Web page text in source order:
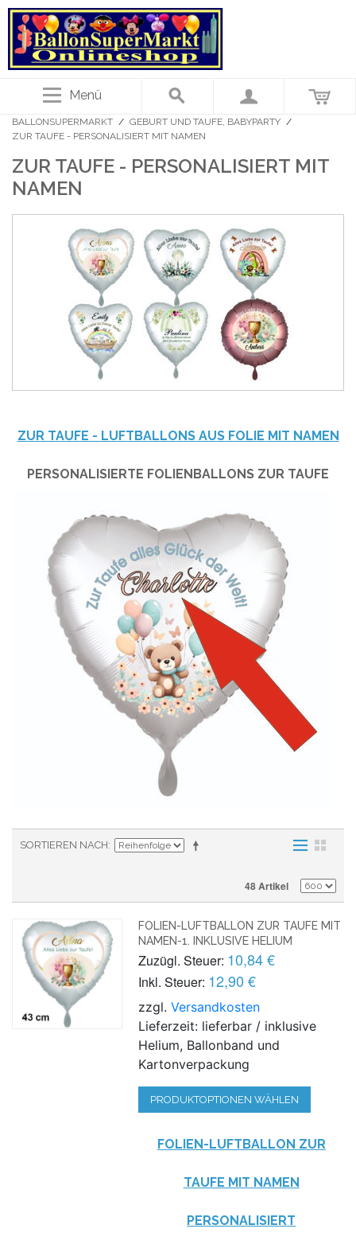
Menü
BALLONSUPERMARKT / GEBURT UND TAUFE, BABYPARTY /
ZUR TAUFE - PERSONALISIERT MIT NAMEN
ZUR TAUFE - PERSONALISIERT MIT
NAMEN
ZUR TAUFE - LUFTBALLONS AUS FOLIE MIT NAMEN
PERSONALISIERTE FOLIENBALLONS ZUR TAUFE
SORTIEREN NACH
48 Artikel
FOLIEN-LUFTBALLON ZUR TAUFE MIT
NAMEN-1. INKLUSIVE HELIUM
Zuzügl. Steuer: 10,84 €
Inkl. Steuer: 12,90 €
zzgl.Versandkosten
Lieferzeit: lieferbar / inklusive
Helium, Ballonband und
Kartonverpackung
PRODUKTOPTIONEN WÄHLEN
FOLIEN-LUFTBALLON ZUR
TAUFE MIT NAMEN
PERSONALISIERT